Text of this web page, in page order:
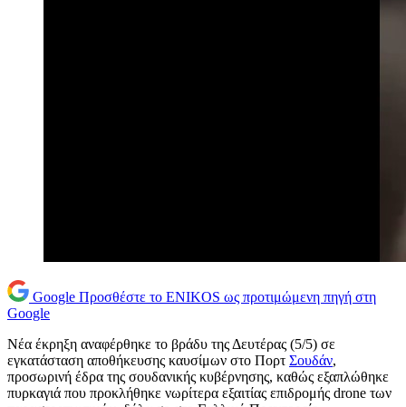
Google Προσθέστε το ENIKOS ως προτιμώμενη πηγή στη
Google
Νέα έκρηξη αναφέρθηκε το βράδυ της Δευτέρας (5/5) σε
εγκατάσταση αποθήκευσης καυσίμων στο Πορτ Σουδάν,
προσωρινή έδρα της σουδανικής κυβέρνησης, καθώς εξαπλώθηκε
πυρκαγιά που προκλήθηκε νωρίτερα εξαιτίας επιδρομής drone των